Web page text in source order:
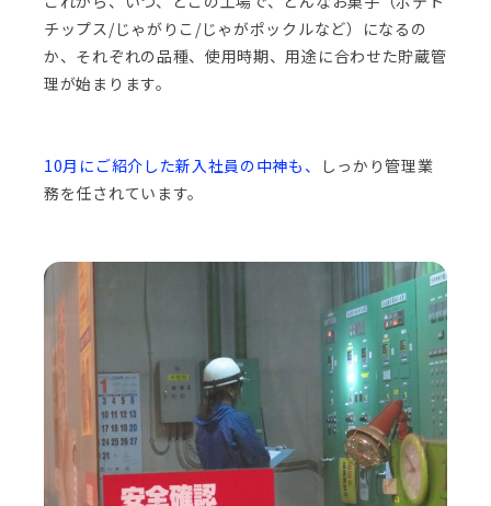
チップス/じゃがりこ/じゃがポックルなど）になるの
か、それぞれの品種、使用時期、用途に合わせた貯蔵管
理が始まります。
10月にご紹介した新入社員の中神も、
しっかり管理業
務を任されています。